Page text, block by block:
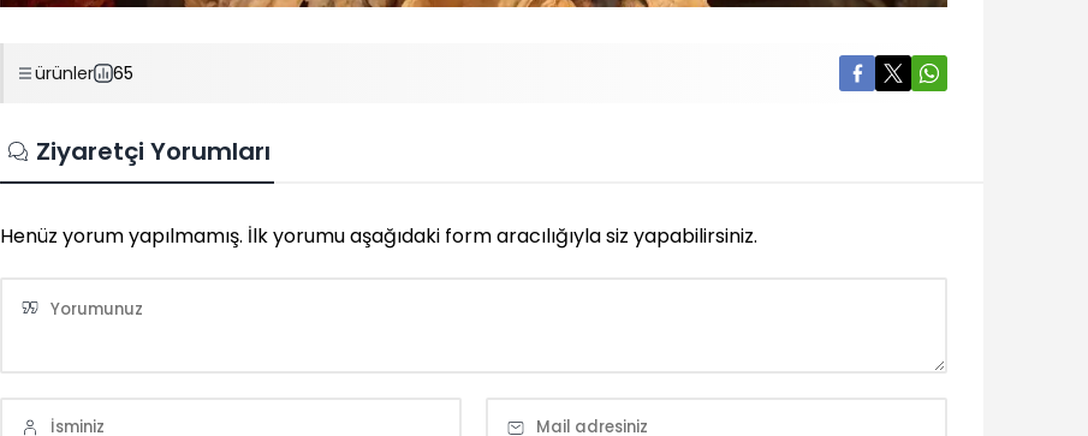
ürünler 65
Ziyaretçi Yorumları
Henüz yorum yapılmamış. İlk yorumu aşağıdaki form aracılığıyla siz yapabilirsiniz.